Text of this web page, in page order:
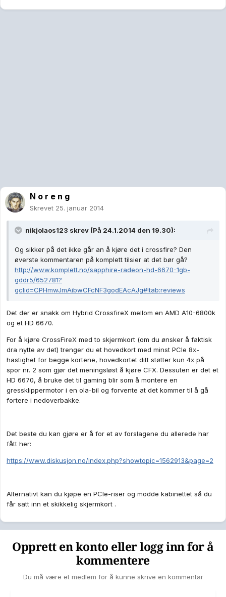
N o r e n g
Skrevet 25. januar 2014
nikjolaos123 skrev (På 24.1.2014 den 19.30):
Og sikker på det ikke går an å kjøre det i crossfire? Den
øverste kommentaren på komplett tilsier at det bør gå?
http://www.komplett.no/sapphire-radeon-hd-6670-1gb-
gddr5/652781?
gclid=CPHmwJmAibwCFcNF3godEAcAJg#!tab:reviews
Det der er snakk om Hybrid CrossfireX mellom en AMD A10-6800k
og et HD 6670.
For å kjøre CrossFireX med to skjermkort (om du ønsker å faktisk
dra nytte av det) trenger du et hovedkort med minst PCIe 8x-
hastighet for begge kortene, hovedkortet ditt støtter kun 4x på
spor nr. 2 som gjør det meningsløst å kjøre CFX. Dessuten er det et
HD 6670, å bruke det til gaming blir som å montere en
gressklippermotor i en ola-bil og forvente at det kommer til å gå
fortere i nedoverbakke.
Det beste du kan gjøre er å for et av forslagene du allerede har
fått her:
https://www.diskusjon.no/index.php?showtopic=1562913&page=2
Alternativt kan du kjøpe en PCIe-riser og modde kabinettet så du
får satt inn et skikkelig skjermkort .
Opprett en konto eller logg inn for å
kommentere
Du må være et medlem for å kunne skrive en kommentar